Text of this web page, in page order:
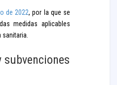
de 2022, por la que se
medidas aplicables
sanitaria.
subvenciones